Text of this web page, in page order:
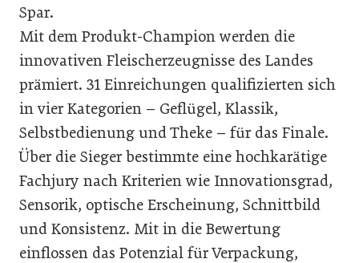
Spar.
Mit dem Produkt-Champion werden die
innovativen Fleischerzeugnisse des Landes
prämiert. 31 Einreichungen qualifizierten sich
in vier Kategorien – Geflügel, Klassik,
Selbstbedienung und Theke – für das Finale.
Über die Sieger bestimmte eine hochkarätige
Fachjury nach Kriterien wie Innovationsgrad,
Sensorik, optische Erscheinung, Schnittbild
und Konsistenz. Mit in die Bewertung
einflossen das Potenzial für Verpackung,